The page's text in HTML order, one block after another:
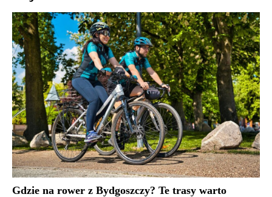
Gdzie na rower z Bydgoszczy? Te trasy warto